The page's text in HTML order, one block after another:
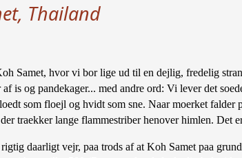
Thailand
Samet, hvor vi bor lige ud til en dejlig, fredelig
af is og pandekager... med andre ord: Vi lever det
som floejl og hvidt som sne. Naar moerket falder
traekker lange flammestriber henover himlen. Det
daarligt vejr, paa trods af at Koh Samet paa